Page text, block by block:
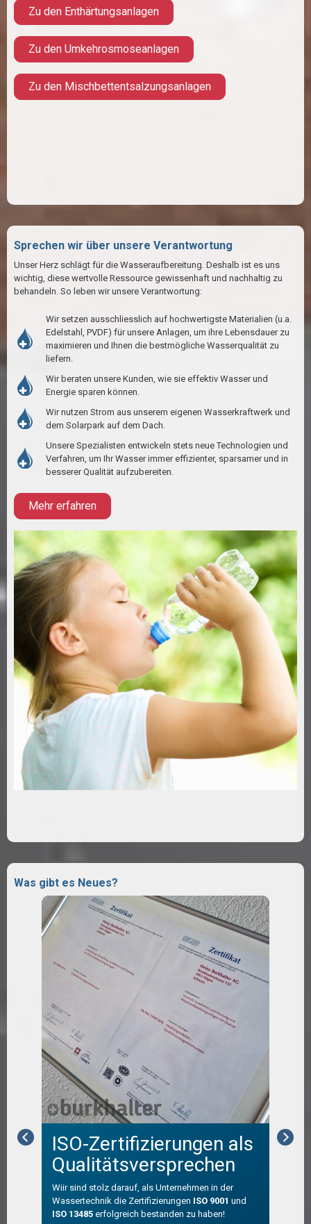
Zu den Enthärtungsanlagen
Zu den Umkehrosmoseanlagen
Zu den Mischbettentsalzungsanlagen
Sprechen wir über unsere Verantwortung
Unser Herz schlägt für die Wasseraufbereitung. Deshalb ist es uns
wichtig, diese wertvolle Ressource gewissenhaft und nachhaltig zu
behandeln. So leben wir unsere Verantwortung:
Wir setzen ausschliesslich auf hochwertigste Materialien (u.a.
Edelstahl, PVDF) für unsere Anlagen, um ihre Lebensdauer zu
maximieren und Ihnen die bestmögliche Wasserqualität zu
liefern.
Wir beraten unsere Kunden, wie sie effektiv Wasser und
Energie sparen können.
Wir nutzen Strom aus unserem eigenen Wasserkraftwerk und
dem Solarpark auf dem Dach.
Unsere Spezialisten entwickeln stets neue Technologien und
Verfahren, um Ihr Wasser immer effizienter, sparsamer und in
besserer Qualität aufzubereiten.
Mehr erfahren
Was gibt es Neues?
ISO-Zertifizierungen als
Qualitätsversprechen
Wiir sind stolz darauf, als Unternehmen in der
Wassertechnik die Zertifizierungen ISO 9001 und
ISO 13485 erfolgreich bestanden zu haben!